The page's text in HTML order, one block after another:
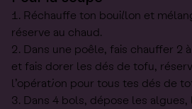
Réchauffe ton bouillon et
réserve au chaud.
Dans une poêle, fais chauffer 2
et fais dorer les dés de tofu,
l’opération pour tous tes dés de
Dans 4 bols, dépose les